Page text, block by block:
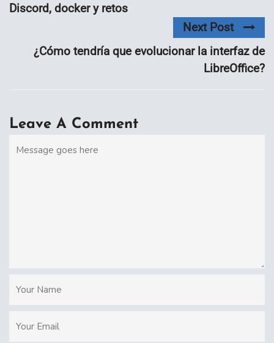
Discord, docker y retos
Next Post
¿Cómo tendría que evolucionar la interfaz de
LibreOffice?
Leave A Comment